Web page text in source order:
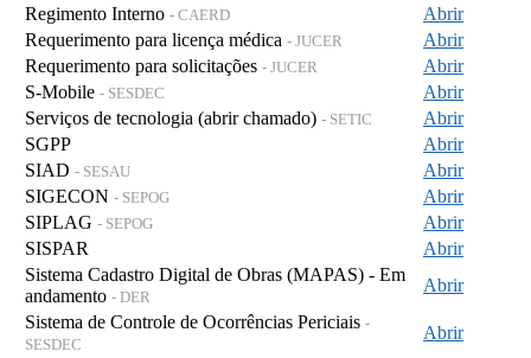
Regimento Interno - CAERD
Abrir
Requerimento para licença médica - JUCER
Abrir
Requerimento para solicitações - JUCER
Abrir
S-Mobile - SESDEC
Abrir
Serviços de tecnologia (abrir chamado) - SETIC
Abrir
SGPP
Abrir
SIAD - SESAU
Abrir
SIGECON - SEPOG
Abrir
SIPLAG - SEPOG
Abrir
SISPAR
Abrir
Sistema Cadastro Digital de Obras (MAPAS) - Em
andamento - DER
Abrir
Sistema de Controle de Ocorrências Periciais -
SESDEC
Abrir